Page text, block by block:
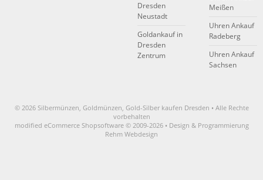
Dresden
Neustadt
Goldankauf in
Dresden
Zentrum
Meißen
Uhren Ankauf
Radeberg
Uhren Ankauf
Sachsen
© 2026 Silbermünzen, Goldmünzen, Gold-Silber kaufen Dresden • Alle Rechte
vorbehalten
modified eCommerce Shopsoftware © 2009-2026 • Design & Programmierung
Rehm Webdesign